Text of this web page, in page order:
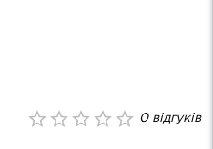
0відгуків